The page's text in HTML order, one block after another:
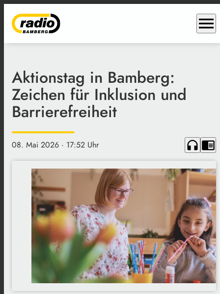
menu
Aktionstag in Bamberg:
Zeichen für Inklusion und
Barrierefreiheit
08. Mai 2026 · 17:52 Uhr headphones chrome_reader_mode